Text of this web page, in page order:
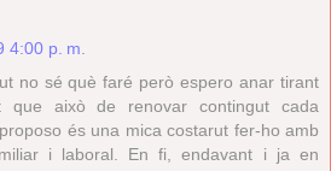
4:00 p. m.
no sé què faré però espero anar tirant
que això de renovar contingut cada
és una mica costarut fer-ho amb
i laboral. En fi, endavant i ja en